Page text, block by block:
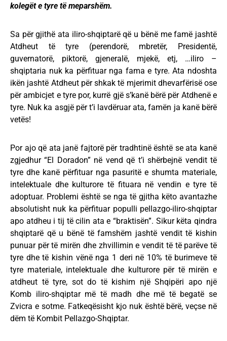
kolegët e tyre të meparshëm.
Sa për gjithë ata iliro-shqiptarë që u bënë me famë jashtë
Atdheut të tyre (perendorë, mbretër, Presidentë,
guvernatorë, piktorë, gjeneralë, mjekë, etj, …iliro –
shqiptaria nuk ka përfituar nga fama e tyre. Ata ndoshta
ikën jashtë Atdheut për shkak të mjerimit dhevarfërisë ose
për ambicjet e tyre por, kurrë gjë s’kanë bërë për Atdhenë e
tyre. Nuk ka asgjë për t’i lavdëruar ata, famën ja kanë bërë
vetës!
Por ajo që ata janë fajtorë për tradhtinë është se ata kanë
zgjedhur “El Doradon” në vend që t’i shërbejnë vendit të
tyre dhe kanë përfituar nga pasuritë e shumta materiale,
intelektuale dhe kulturore të fituara në vendin e tyre të
adoptuar. Problemi është se nga të gjitha këto avantazhe
absolutisht nuk ka përfituar populli pellazgo-iliro-shqiptar
apo atdheu i tij të cilin ata e “braktisën”. Sikur këta qindra
shqiptarë që u bënë të famshëm jashtë vendit të kishin
punuar për të mirën dhe zhvillimin e vendit të të parëve të
tyre dhe të kishin vënë nga 1 deri në 10% të burimeve të
tyre materiale, intelektuale dhe kulturore për të mirën e
atdheut të tyre, sot do të kishim një Shqipëri apo një
Komb iliro-shqiptar më të madh dhe më të begatë se
Zvicra e sotme. Fatkeqësisht kjo nuk është bërë, veçse në
dëm të Kombit Pellazgo-Shqiptar.